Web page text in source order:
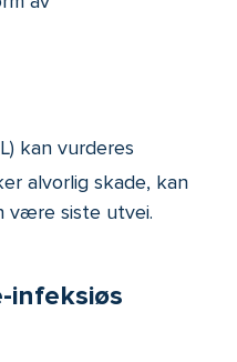
kan vurderes
alvorlig skade, kan
være siste utvei.
infeksiøs